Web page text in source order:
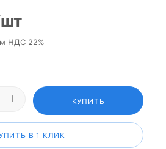
НДС 22%
КУПИТЬ
В 1 КЛИК